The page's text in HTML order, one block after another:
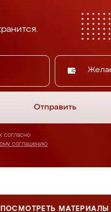
Отправить
согласно
соглашению
ПОСМОТРЕТЬ МАТЕРИАЛЫ